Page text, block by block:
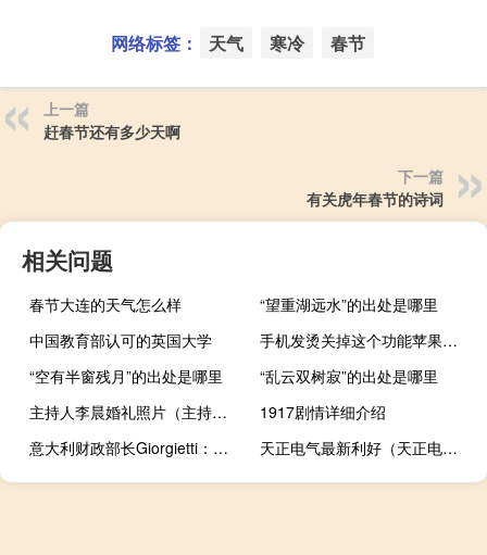
网络标签： 天气 寒冷 春节
上一篇
赶春节还有多少天啊
下一篇
有关虎年春节的诗词
相关问题
春节大连的天气怎么样
“望重湖远水”的出处是哪里
中国教育部认可的英国大学
手机发烫关掉这个功能苹果（手机发烫关掉这个功能）
“空有半窗残月”的出处是哪里
“乱云双树寂”的出处是哪里
主持人李晨婚礼照片（主持人李晨婚礼）
1917剧情详细介绍
意大利财政部长Giorgietti：意大利2024年预算不包括帮助借款人回购不良贷款的措施
天正电气最新利好（天正电气2015）